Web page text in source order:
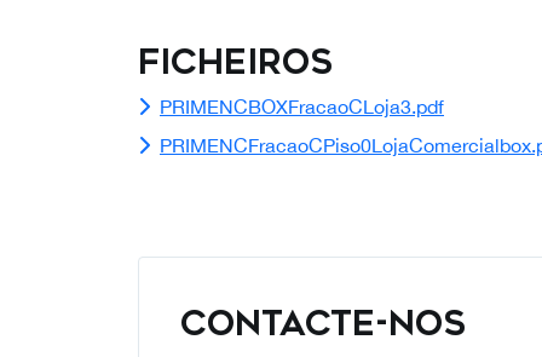
Ficheiros
PRIMENCBOXFracaoCLoja3.pdf
CONTACTE-NOS